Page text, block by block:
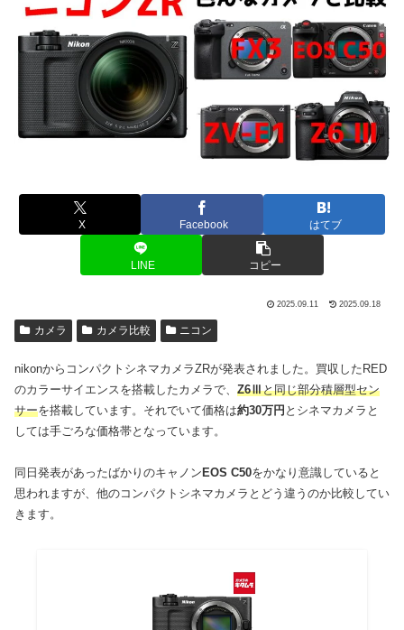
X Facebook はてブ
LINE コピー
2025.09.11 2025.09.18
カメラ カメラ比較 ニコン
nikonからコンパクトシネマカメラZRが発表されました。買収したRED
のカラーサイエンスを搭載したカメラで、 Z6Ⅲと同じ部分積層型セン
サーを搭載しています。それでいて価格は約30万円 とシネマカメラと
しては手ごろな価格帯となっています。
同日発表があったばかりのキャノン EOS C50をかなり意識していると
思われますが、他のコンパクトシネマカメラとどう違うのか比較してい
きます。